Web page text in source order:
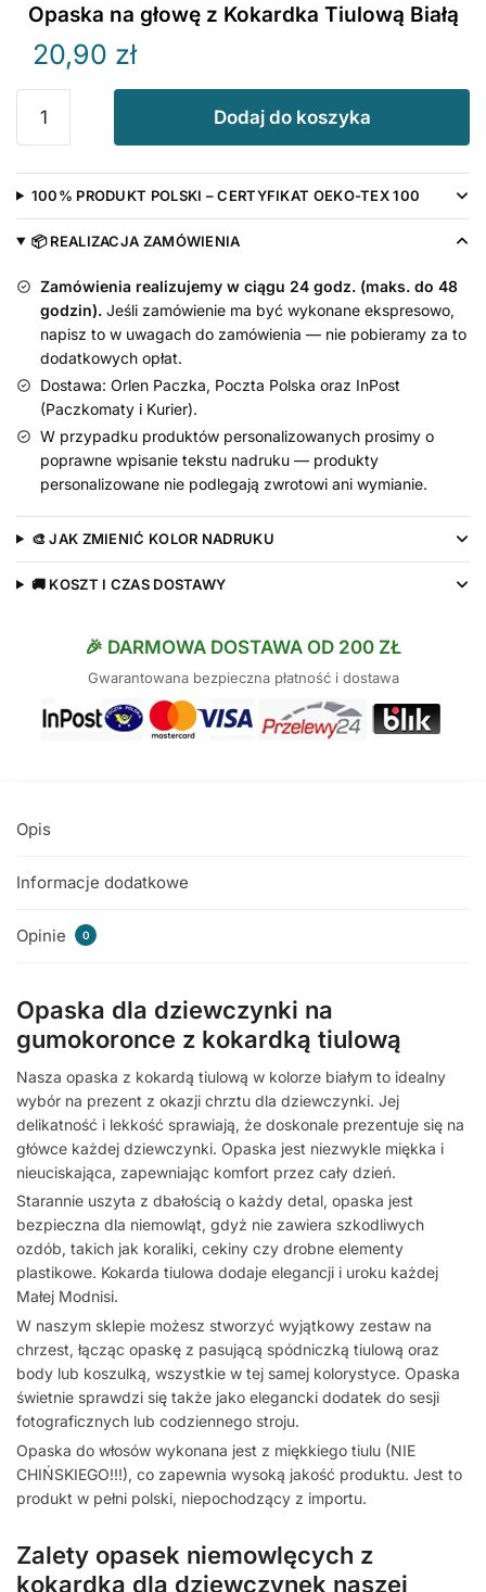
Opaska na głowę z Kokardka Tiulową Białą
20,90 zł
Opaska
na
głowę
z
Kokardka
Tiulową
Białą
Dodaj do koszyka
100% PRODUKT POLSKI – CERTYFIKAT OEKO-TEX 100
📦 REALIZACJA ZAMÓWIENIA
Zamówienia realizujemy w ciągu 24 godz. (maks. do 48
godzin). Jeśli zamówienie ma być wykonane ekspresowo,
napisz to w uwagach do zamówienia — nie pobieramy za to
dodatkowych opłat.
Dostawa: Orlen Paczka, Poczta Polska oraz InPost
(Paczkomaty i Kurier).
W przypadku produktów personalizowanych prosimy o
poprawne wpisanie tekstu nadruku — produkty
personalizowane nie podlegają zwrotowi ani wymianie.
🎨 JAK ZMIENIĆ KOLOR NADRUKU
🚚 KOSZT I CZAS DOSTAWY
🎉 DARMOWA DOSTAWA OD 200 ZŁ
Gwarantowana bezpieczna płatność i dostawa
Opis
Informacje dodatkowe
Opinie 0
Opaska dla dziewczynki na
gumokoronce z kokardką tiulową
Nasza opaska z kokardą tiulową w kolorze białym to idealny
wybór na prezent z okazji chrztu dla dziewczynki. Jej
delikatność i lekkość sprawiają, że doskonale prezentuje się na
główce każdej dziewczynki. Opaska jest niezwykle miękka i
nieuciskająca, zapewniając komfort przez cały dzień.
Starannie uszyta z dbałością o każdy detal, opaska jest
bezpieczna dla niemowląt, gdyż nie zawiera szkodliwych
ozdób, takich jak koraliki, cekiny czy drobne elementy
plastikowe. Kokarda tiulowa dodaje elegancji i uroku każdej
Małej Modnisi.
W naszym sklepie możesz stworzyć wyjątkowy zestaw na
chrzest, łącząc opaskę z pasującą spódniczką tiulową oraz
body lub koszulką, wszystkie w tej samej kolorystyce. Opaska
świetnie sprawdzi się także jako elegancki dodatek do sesji
fotograficznych lub codziennego stroju.
Opaska do włosów wykonana jest z miękkiego tiulu (NIE
CHIŃSKIEGO!!!), co zapewnia wysoką jakość produktu. Jest to
produkt w pełni polski, niepochodzący z importu.
Zalety opasek niemowlęcych z
kokardką dla dziewczynek naszej